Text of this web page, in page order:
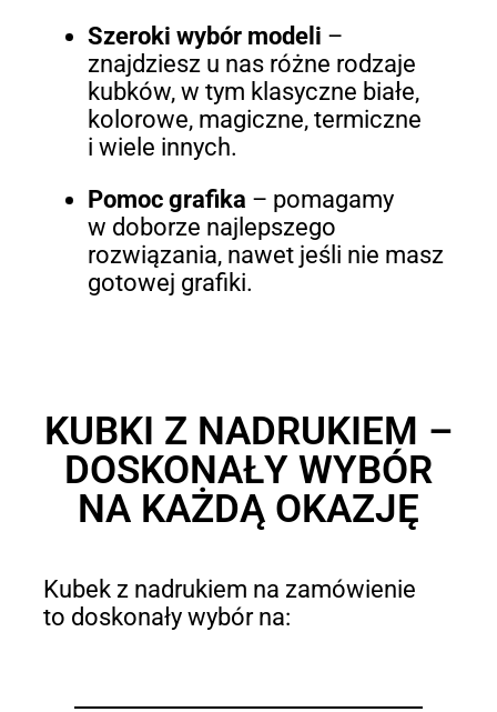
Szeroki wybór modeli –
znajdziesz u nas różne rodzaje
kubków, w tym klasyczne białe,
kolorowe, magiczne, termiczne
i wiele innych.
Pomoc grafika – pomagamy
w doborze najlepszego
rozwiązania, nawet jeśli nie masz
gotowej grafiki.
KUBKI Z NADRUKIEM –
DOSKONAŁY WYBÓR
NA KAŻDĄ OKAZJĘ
Kubek z nadrukiem na zamówienie
to doskonały wybór na: